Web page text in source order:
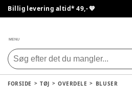
Billig levering altid* 49,- 💙
MENU
FORSIDE TØJ OVERDELE BLUSER